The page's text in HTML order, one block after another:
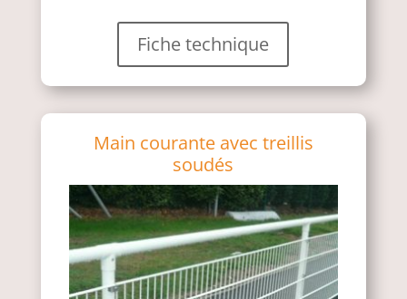
Fiche technique
Main courante avec treillis
soudés